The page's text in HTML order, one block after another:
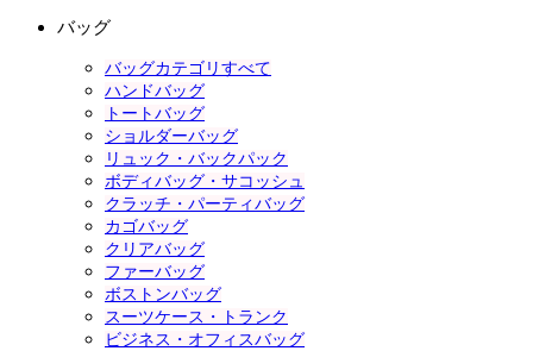
バッグ
バッグカテゴリすべて
ハンドバッグ
トートバッグ
ショルダーバッグ
リュック・バックパック
ボディバッグ・サコッシュ
クラッチ・パーティバッグ
カゴバッグ
クリアバッグ
ファーバッグ
ボストンバッグ
スーツケース・トランク
ビジネス・オフィスバッグ